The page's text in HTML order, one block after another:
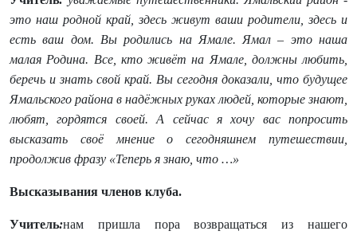
это наш родной край, здесь живут ваши родители, здесь и
есть ваш дом. Вы родились на Ямале. Ямал – это наша
малая Родина. Все, кто живёт на Ямале, должны любить,
беречь и знать свой край. Вы сегодня доказали, что будущее
Ямальского района в надёжных руках людей, которые знают,
любят, гордятся своей. А сейчас я хочу вас попросить
высказать своё мнение о сегодняшнем путешествии,
продолжив фразу «Теперь я знаю, что …»
Высказывания членов клуба.
Учитель:нам пришла пора возвращаться из нашего